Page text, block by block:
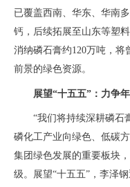
已覆盖西南、华东、华南
钙，后续拓展至山东等塑
消纳磷石膏约120万吨，
前景的绿色资源。
展望“十五五”：力争
“我们将持续深耕磷石
磷化工产业向绿色、低碳
集团绿色发展的重要板块
级。展望“十五五”，李泽